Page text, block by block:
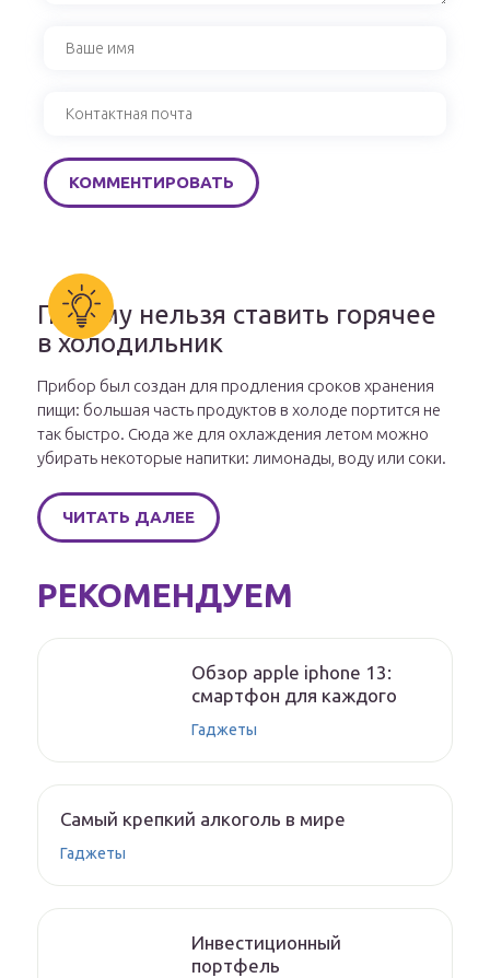
Почему нельзя ставить горячее
в холодильник
Прибор был создан для продления сроков хранения
пищи: большая часть продуктов в холоде портится не
так быстро. Сюда же для охлаждения летом можно
убирать некоторые напитки: лимонады, воду или соки.
ЧИТАТЬ ДАЛЕЕ
РЕКОМЕНДУЕМ
Обзор apple iphone 13:
смартфон для каждого
Гаджеты
Самый крепкий алкоголь в мире
Гаджеты
Инвестиционный
портфель